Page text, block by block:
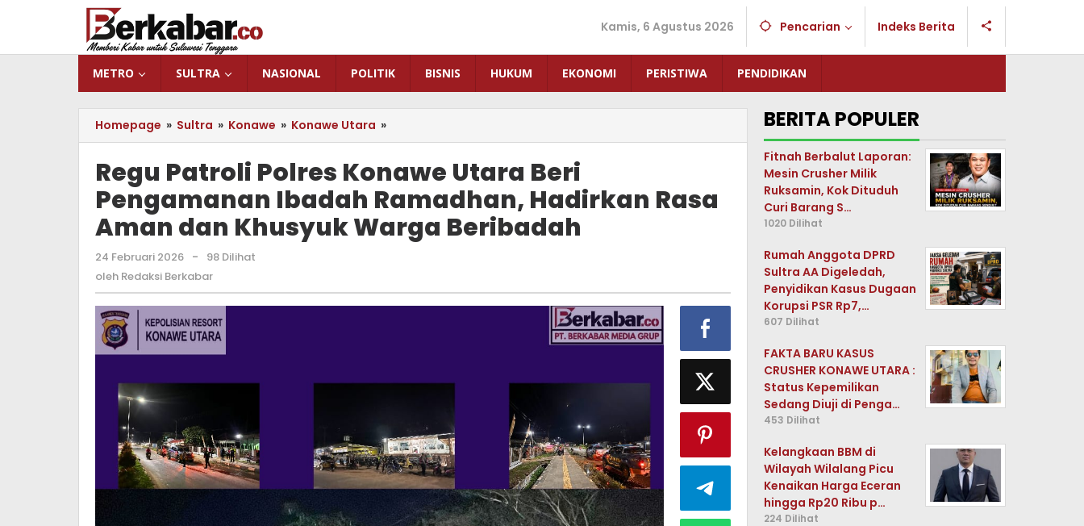
Kamis, 6 Agustus 2026 Pencarian Indeks Berita
METRO SULTRA NASIONAL POLITIK BISNIS HUKUM EKONOMI PERISTIWA PENDIDIKAN
Homepage » Sultra » Konawe » Konawe Utara »
Patroli
Konawe
Utara
Beri
Pengamanan
Ibadah
Rasa
Beribadah
Regu Patroli Polres Konawe Utara Beri
Pengamanan Ibadah Ramadhan, Hadirkan Rasa
Aman dan Khusyuk Warga Beribadah
24 Februari 2026 oleh
Redaksi
-
98 Dilihat
oleh Redaksi Berkabar
BERITA POPULER
Fitnah Berbalut Laporan:
Mesin Crusher Milik
Ruksamin, Kok Dituduh
Curi Barang S…
1020 Dilihat
Rumah Anggota DPRD
Sultra AA Digeledah,
Penyidikan Kasus Dugaan
Korupsi PSR Rp7,…
607 Dilihat
FAKTA BARU KASUS
CRUSHER KONAWE UTARA :
Status Kepemilikan
Sedang Diuji di Penga…
453 Dilihat
Kelangkaan BBM di
Wilayah Wilalang Picu
Kenaikan Harga Eceran
hingga Rp20 Ribu p…
224 Dilihat